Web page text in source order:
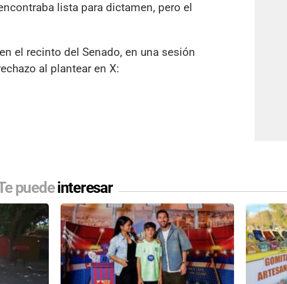
lista para dictamen, pero el
el recinto del Senado, en una sesión
al plantear en X:
puedeinteresar